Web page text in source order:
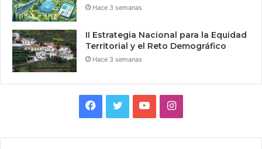
Hace 3 semanas
II Estrategia Nacional para la Equidad
Territorial y el Reto Demográfico
Hace 3 semanas
Facebook
TwitterYouTubeInstagram